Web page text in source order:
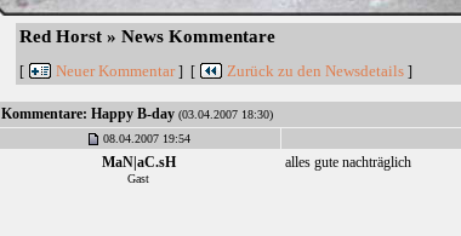
Red Horst » News Kommentare
[ Neuer Kommentar] [ Zurück zu den Newsdetails]
Kommentare: Happy B-day (03.04.2007 18:30)
08.04.2007 19:54
MaN|aC.sH
Gast
alles gute nachträglich